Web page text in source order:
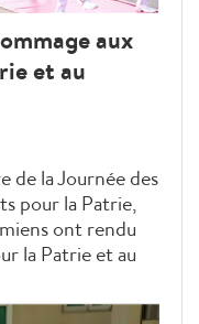
aux
et au
de la Journée des
pour la Patrie,
ont rendu
la Patrie et au